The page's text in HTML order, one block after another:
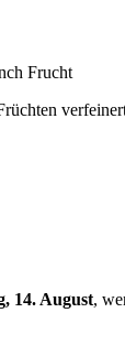
Frucht
14. August,